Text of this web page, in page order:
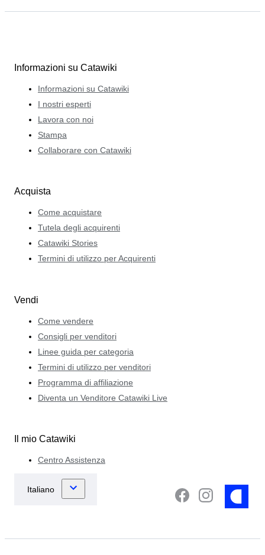
Informazioni su Catawiki
Informazioni su Catawiki
I nostri esperti
Lavora con noi
Stampa
Collaborare con Catawiki
Acquista
Come acquistare
Tutela degli acquirenti
Catawiki Stories
Termini di utilizzo per Acquirenti
Vendi
Come vendere
Consigli per venditori
Linee guida per categoria
Termini di utilizzo per venditori
Programma di affiliazione
Diventa un Venditore Catawiki Live
Il mio Catawiki
Centro Assistenza